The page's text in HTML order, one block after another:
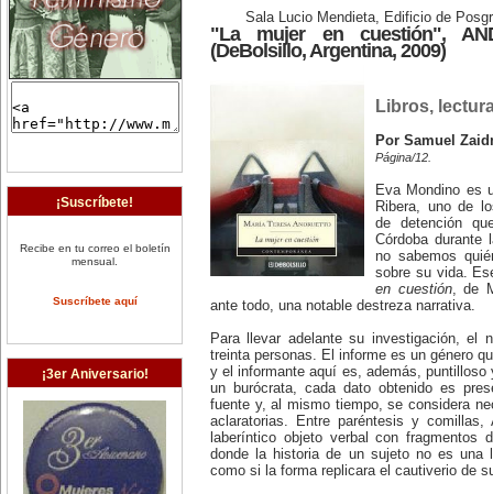
¡Suscríbete!
Recibe en tu correo el boletín
mensual.
Suscríbete aquí
¡3er Aniversario!
Sala Lucio Mendieta, Edificio de
"La mujer en cuestión",
(DeBolsillo, Argentina, 2009)
Libros,
Por Samuel
Página/12.
Eva Mondino es
Ribera, uno de
de detención
Córdoba durante
no sabemos
sobre su vida.
en cuestión, de
ante todo, una notable destreza narrativa.
Para llevar adelante su investigación, el
treinta personas. El informe es un género
y el informante aquí es, además,
un burócrata, cada dato obtenido es
fuente y, al mismo tiempo, se considera
aclaratorias. Entre paréntesis y
laberíntico objeto verbal con fragmentos
donde la historia de un sujeto no es una
como si la forma replicara el cautiverio de